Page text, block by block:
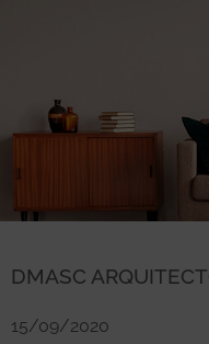
DMASC
15/09/2020